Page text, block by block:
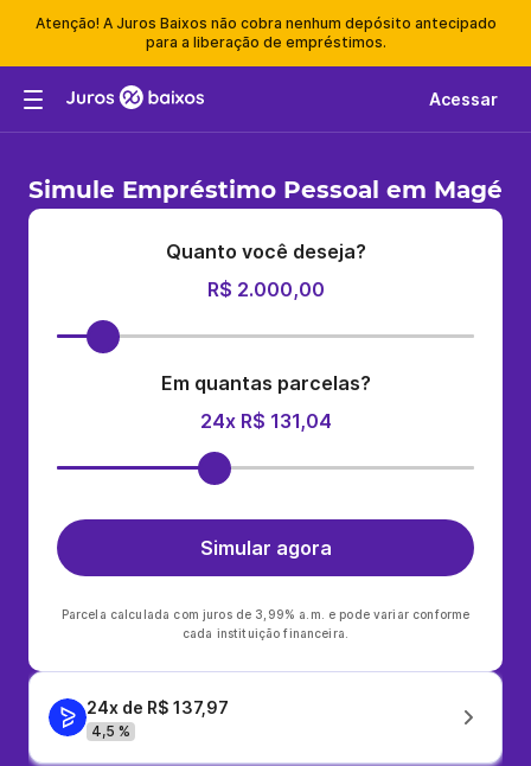
Atenção! A Juros Baixos não cobra nenhum depósito antecipado
para a liberação de empréstimos.
Acessar
Simule Empréstimo Pessoal em Magé
Quanto você deseja?
R$ 2.000,00
Em quantas parcelas?
24x R$ 131,04
Simular agora
Parcela calculada com juros de 3,99% a.m. e pode variar conforme
cada instituição financeira.
24x de R$ 137,97
4,5 %